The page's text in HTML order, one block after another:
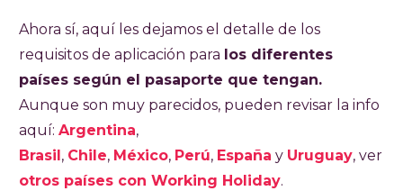
Ahora sí, aquí les dejamos el detalle de los
requisitos de aplicación para los diferentes
países según el pasaporte que tengan.
Aunque son muy parecidos, pueden revisar la info
aquí: Argentina,
Brasil , Chile, México, Perú, España y Uruguay, ver
otros países con Working Holiday.